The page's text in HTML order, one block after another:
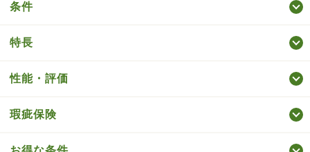
条件
特長
性能・評価
瑕疵保険